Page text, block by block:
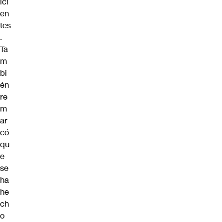
en
tes
.
Ta
m
bi
én
re
m
ar
có
qu
e
se
ha
he
ch
o